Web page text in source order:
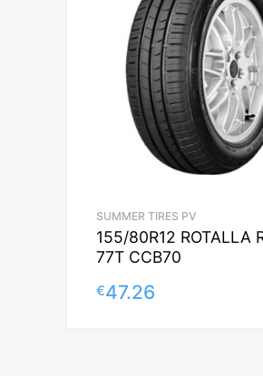
SUMMER TIRES PV
155/80R12 ROTALLA
77T CCB70
€47.26